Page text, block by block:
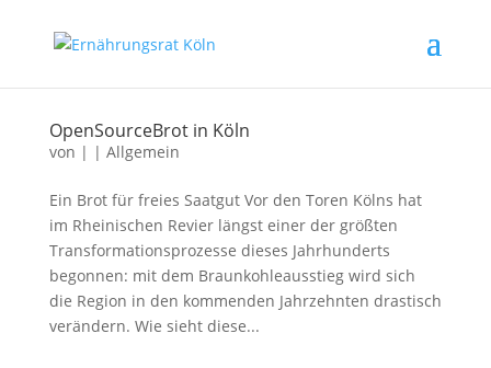
OpenSourceBrot in Köln
von | | Allgemein
Ein Brot für freies Saatgut Vor den Toren Kölns hat
im Rheinischen Revier längst einer der größten
Transformationsprozesse dieses Jahrhunderts
begonnen: mit dem Braunkohleausstieg wird sich
die Region in den kommenden Jahrzehnten drastisch
verändern. Wie sieht diese...